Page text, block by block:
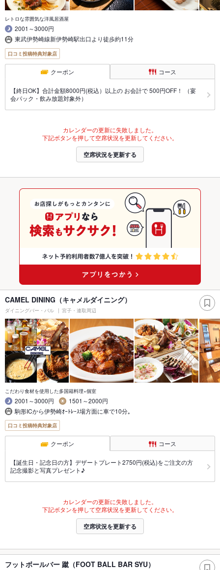
レトロな雰囲気な洋風居酒屋
2001～3000円
東武伊勢崎線新伊勢崎駅出口より徒歩約11分
口コミ投稿特典対象店
クーポン コース
【終日OK】合計金額8000円(税込）以上の お会計で 500円OFF！ （宴
会パック・飲み放題対象外）
カレンダーの更新に失敗しました。
下記ボタンを押して空席状況を更新してください。
空席状況を更新する
CAMEL DINING（キャメルダイニング）
ダイニングバー・バル 宮子・連取周辺
こだわり食材を使用した多国籍料理×個室
2001～3000円
1501～2000円
駒形ICから伊勢崎ｵｰﾄﾚｰｽ場方面に車で10分｡
口コミ投稿特典対象店
クーポン コース
【誕生日・記念日の方】デザートプレート2750円(税込)をご注文の方
記念撮影と写真プレゼント♪
カレンダーの更新に失敗しました。
下記ボタンを押して空席状況を更新してください。
空席状況を更新する
フットボールバー 蹴（FOOT BALL BAR SYU）